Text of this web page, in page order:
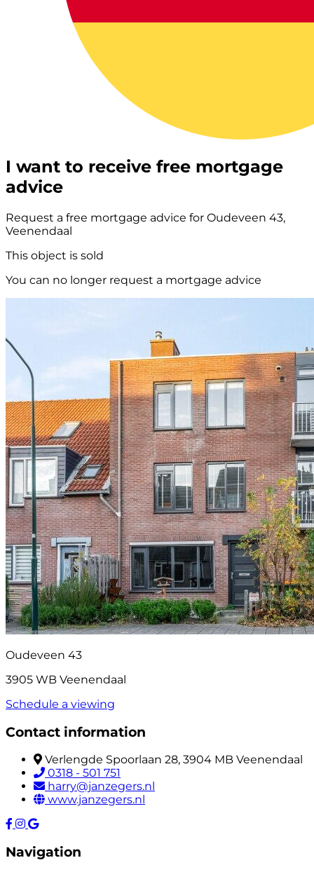
I want to receive free mortgage
advice
Request a free mortgage advice for Oudeveen 43,
Veenendaal
This object is sold
You can no longer request a mortgage advice
Oudeveen 43
3905 WB Veenendaal
Schedule a viewing
Contact information
Verlengde Spoorlaan 28, 3904 MB Veenendaal
0318 - 501 751
harry@janzegers.nl
www.janzegers.nl
Navigation